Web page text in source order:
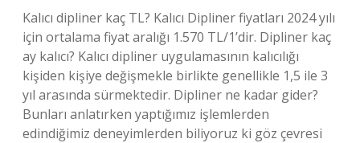
Kalıcı dipliner kaç TL? Kalıcı Dipliner fiyatları 2024 yılı
için ortalama fiyat aralığı 1.570 TL/1’dir. Dipliner kaç
ay kalıcı? Kalıcı dipliner uygulamasının kalıcılığı
kişiden kişiye değişmekle birlikte genellikle 1,5 ile 3
yıl arasında sürmektedir. Dipliner ne kadar gider?
Bunları anlatırken yaptığımız işlemlerden
edindiğimiz deneyimlerden biliyoruz ki göz çevresi